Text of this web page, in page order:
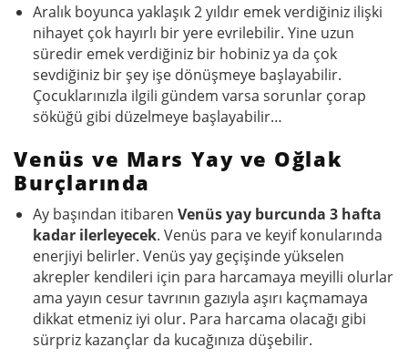
Aralık boyunca yaklaşık 2 yıldır emek verdiğiniz ilişki
nihayet çok hayırlı bir yere evrilebilir. Yine uzun
süredir emek verdiğiniz bir hobiniz ya da çok
sevdiğiniz bir şey işe dönüşmeye başlayabilir.
Çocuklarınızla ilgili gündem varsa sorunlar çorap
söküğü gibi düzelmeye başlayabilir…
Venüs ve Mars Yay ve Oğlak
Burçlarında
Ay başından itibaren Venüs yay burcunda 3 hafta
kadar ilerleyecek. Venüs para ve keyif konularında
enerjiyi belirler. Venüs yay geçişinde yükselen
akrepler kendileri için para harcamaya meyilli olurlar
ama yayın cesur tavrının gazıyla aşırı kaçmamaya
dikkat etmeniz iyi olur. Para harcama olacağı gibi
sürpriz kazançlar da kucağınıza düşebilir.